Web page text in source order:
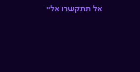
אל תתקשרו אליי